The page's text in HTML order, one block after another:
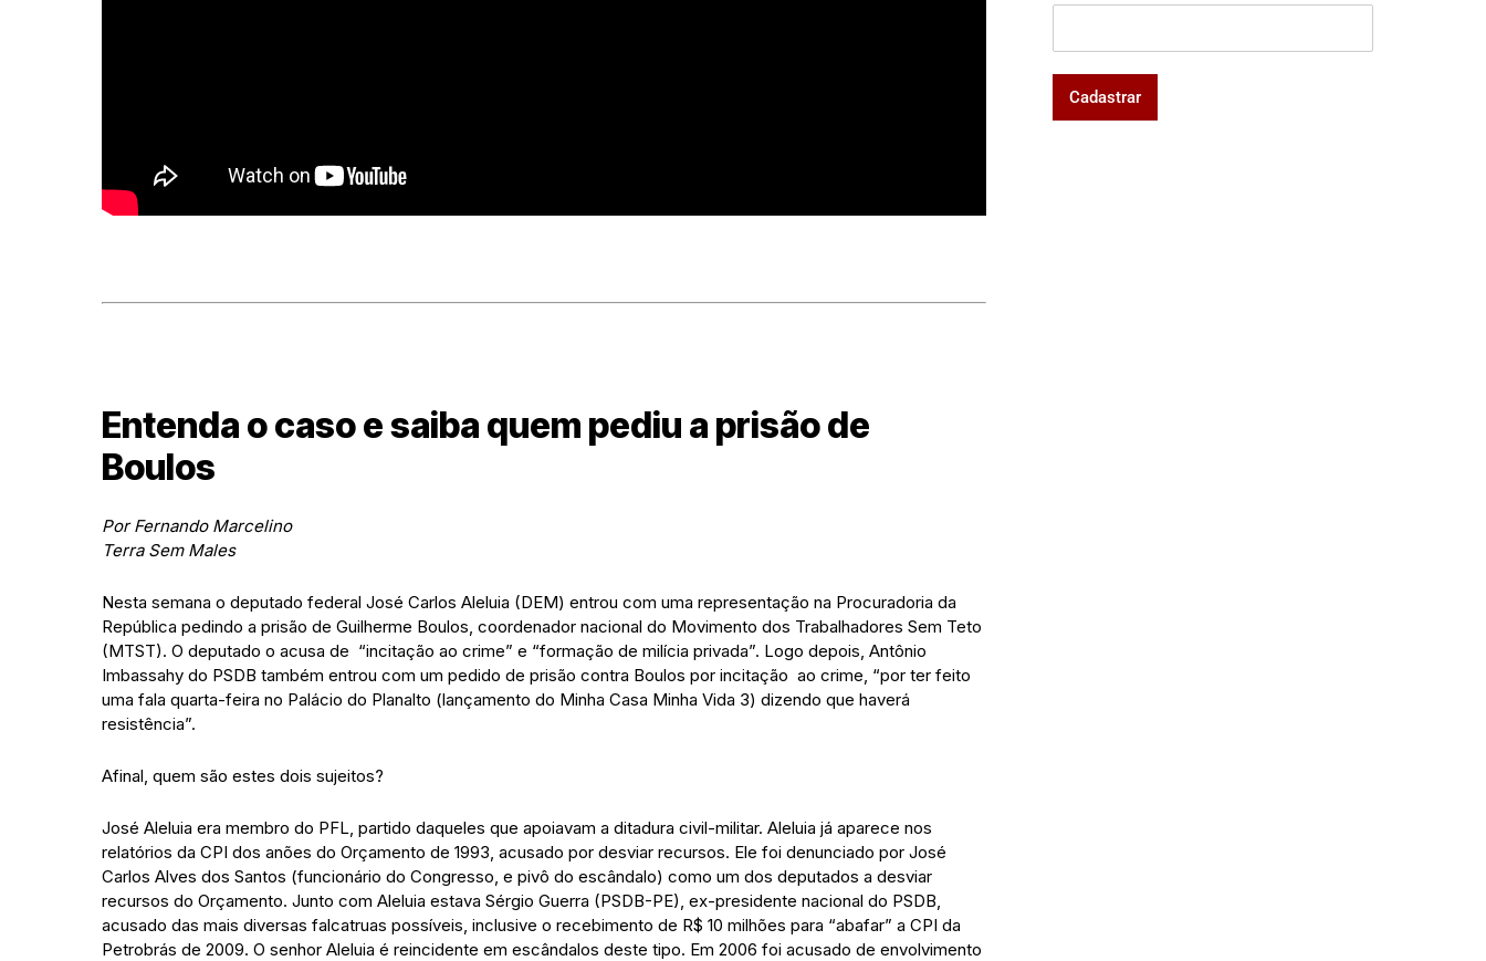
Entenda o caso e saiba quem pediu a prisão de
Boulos
Por Fernando Marcelino
Terra Sem Males
Nesta semana o deputado federal José Carlos Aleluia (DEM) entrou com uma representação na Procuradoria da
República pedindo a prisão de Guilherme Boulos, coordenador nacional do Movimento dos Trabalhadores Sem Teto
(MTST). O deputado o acusa de “incitação ao crime” e “formação de milícia privada”. Logo depois, Antônio
Imbassahy do PSDB também entrou com um pedido de prisão contra Boulos por incitação ao crime, “por ter feito
uma fala quarta-feira no Palácio do Planalto (lançamento do Minha Casa Minha Vida 3) dizendo que haverá
resistência”.
Afinal, quem são estes dois sujeitos?
José Aleluia era membro do PFL, partido daqueles que apoiavam a ditadura civil-militar. Aleluia já aparece nos
relatórios da CPI dos anões do Orçamento de 1993, acusado por desviar recursos. Ele foi denunciado por José
Carlos Alves dos Santos (funcionário do Congresso, e pivô do escândalo) como um dos deputados a desviar
recursos do Orçamento. Junto com Aleluia estava Sérgio Guerra (PSDB-PE), ex-presidente nacional do PSDB,
acusado das mais diversas falcatruas possíveis, inclusive o recebimento de R$ 10 milhões para “abafar” a CPI da
Petrobrás de 2009. O senhor Aleluia é reincidente em escândalos deste tipo. Em 2006 foi acusado de envolvimento
Cadastrar